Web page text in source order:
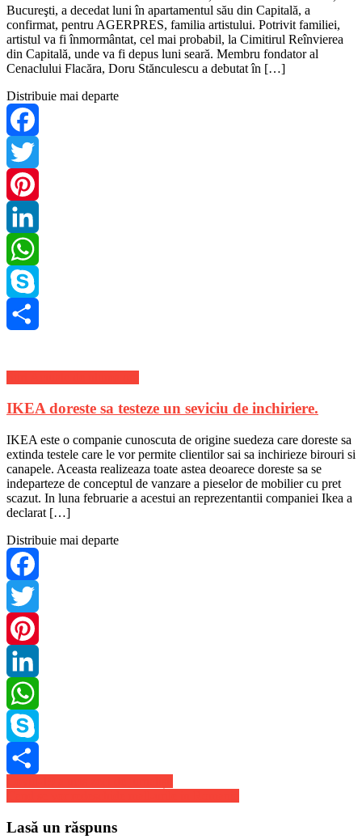
Bucureşti, a decedat luni în apartamentul său din Capitală, a
confirmat, pentru AGERPRES, familia artistului. Potrivit familiei,
artistul va fi înmormântat, cel mai probabil, la Cimitirul Reînvierea
din Capitală, unde va fi depus luni seară. Membru fondator al
Cenaclului Flacăra, Doru Stănculescu a debutat în […]
Distribuie mai departe
Facebook
Twitter
Pinterest
LinkedIn
WhatsApp
Skype
IKEA doreste sa testeze un seviciu de inchiriere.
IKEA este o companie cunoscuta de origine suedeza care doreste sa
extinda testele care le vor permite clientilor sai sa inchirieze birouri si
canapele. Aceasta realizeaza toate astea deoarece doreste sa se
indeparteze de conceptul de vanzare a pieselor de mobilier cu pret
scazut. In luna februarie a acestui an reprezentantii companiei Ikea a
declarat […]
Distribuie mai departe
Facebook
Twitter
Pinterest
LinkedIn
WhatsApp
Skype
Share
Navigare
în
articole
Lasă un răspuns